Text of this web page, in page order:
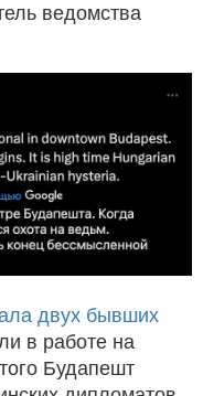
ведомства
двух бывших
в работе на
Будапешт